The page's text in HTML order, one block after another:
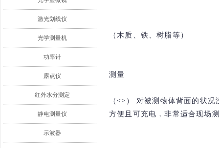
激光划线仪
光学测量机
功率计
露点仪
红外水分测定
静电测量仪
示波器
（木质、铁、树脂等）
测量
（<>） 对被测物体背面的状
方便且可充电，非常适合现场